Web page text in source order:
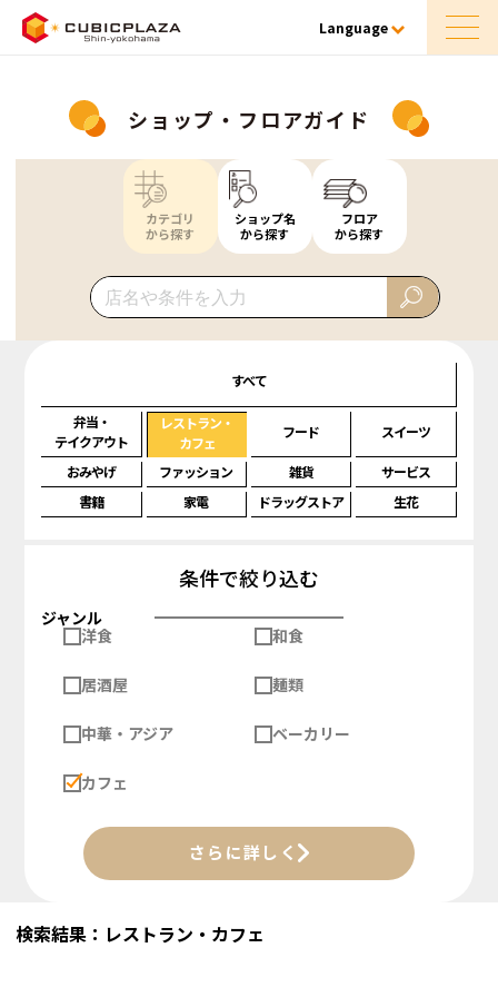
Language
ショップ・フロアガイド
カテゴリ
から探す
ショップ名
から探す
フロア
から探す
すべて
弁当・
テイクアウト
レストラン・
カフェ
フード スイーツ
おみやげ ファッション 雑貨
サービス
書籍
家電 ドラッグストア 生花
条件で絞り込む
ジャンル
洋食
和食
居酒屋 麺類
中華・アジア ベーカリー
カフェ
さらに詳しく
検索結果：レストラン・カフェ